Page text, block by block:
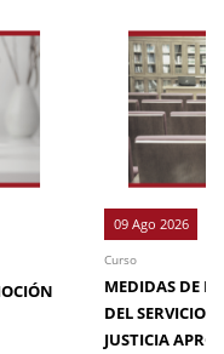
09 Ago 2026
Curso
MEDIDAS DE
DEL SERVICIO
JUSTICIA